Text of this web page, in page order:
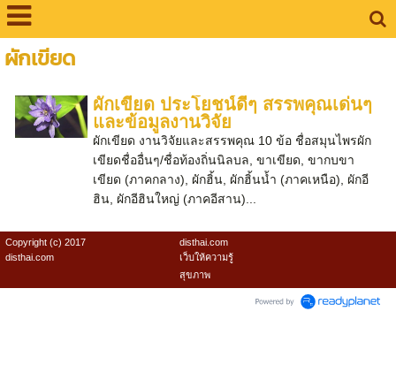
ผักเขียด
ผักเขียด ประโยชน์ดีๆ สรรพคุณเด่นๆ
และข้อมูลงานวิจัย
ผักเขียด งานวิจัยและสรรพคุณ 10 ข้อ ชื่อสมุนไพรผัก
เขียดชื่ออื่นๆ/ชื่อท้องถิ่นนิลบล, ขาเขียด, ขากบขา
เขียด (ภาคกลาง), ผักฮิ้น, ผักฮิ้นน้ำ (ภาคเหนือ), ผักอี
ฮิน, ผักอีฮินใหญ่ (ภาคอีสาน)...
Copyright (c) 2017
disthai.com
disthai.com
เว็บให้ความรู้
สุขภาพ